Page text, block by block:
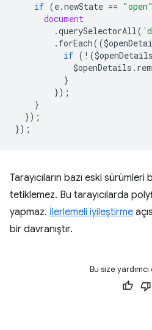
if (e.newState == "open"
document
.querySelectorAll(
. forEach((
if ( ! ($openDetails
$openDetails .
}
});
}
});
});
Tarayıcıların bazı eski sürümleri
tetiklemez. Bu tarayıcılarda
yapmaz. İlerlemeli iyileştirme
bir davranıştır.
Bu size